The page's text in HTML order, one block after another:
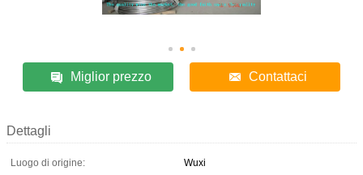
Miglior prezzo Contattaci
Dettagli
Luogo di origine:
Wuxi